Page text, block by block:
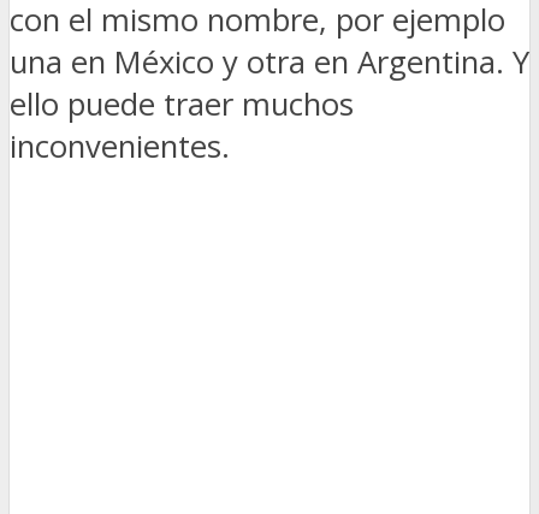
con el mismo nombre, por ejemplo
una en México y otra en Argentina. Y
ello puede traer muchos
inconvenientes.